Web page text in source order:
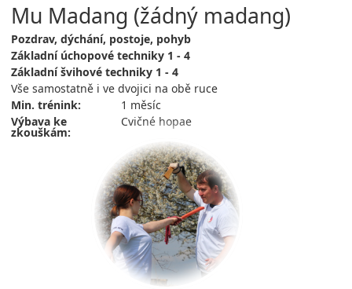
Mu Madang (žádný madang)
Pozdrav, dýchání, postoje, pohyb
Základní úchopové techniky 1 - 4
Základní švihové techniky 1 - 4
Vše samostatně i ve dvojici na obě ruce
Min. trénink:
1 měsíc
Výbava ke
zkouškám:
Cvičné hopae